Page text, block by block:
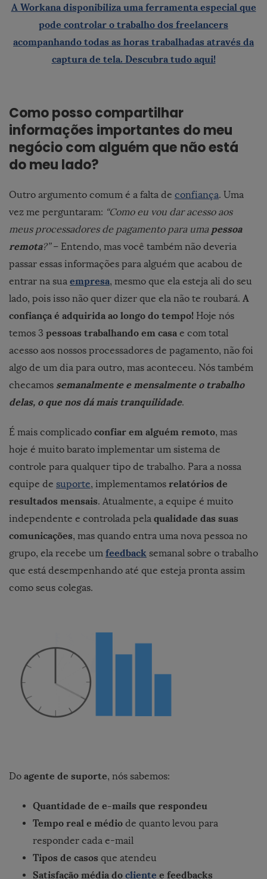
A Workana disponibiliza uma ferramenta especial que
pode controlar o trabalho dos freelancers
acompanhando todas as horas trabalhadas através da
captura de tela. Descubra tudo aqui!
Como posso compartilhar
informações importantes do meu
negócio com alguém que não está
do meu lado?
Outro argumento comum é a falta de confiança. Uma
vez me perguntaram: “Como eu vou dar acesso aos
meus processadores de pagamento para uma pessoa
remota?”– Entendo, mas você também não deveria
passar essas informações para alguém que acabou de
entrar na sua empresa, mesmo que ela esteja ali do seu
lado, pois isso não quer dizer que ela não te roubará. A
confiança é adquirida ao longo do tempo! Hoje nós
temos 3 pessoas trabalhando em casa e com total
acesso aos nossos processadores de pagamento, não foi
algo de um dia para outro, mas aconteceu. Nós também
checamos semanalmente e mensalmente o trabalho
delas, o que nos dá mais tranquilidade.
É mais complicado confiar em alguém remoto, mas
hoje é muito barato implementar um sistema de
controle para qualquer tipo de trabalho. Para a nossa
equipe de suporte, implementamos relatórios de
resultados mensais. Atualmente, a equipe é muito
independente e controlada pela qualidade das suas
comunicações, mas quando entra uma nova pessoa no
grupo, ela recebe um feedback semanal sobre o trabalho
que está desempenhando até que esteja pronta assim
como seus colegas.
Do agente de suporte, nós sabemos:
Quantidade de e-mails que respondeu
Tempo real e médio de quanto levou para
responder cada e-mail
Tipos de casos que atendeu
Satisfação média do cliente e feedbacks